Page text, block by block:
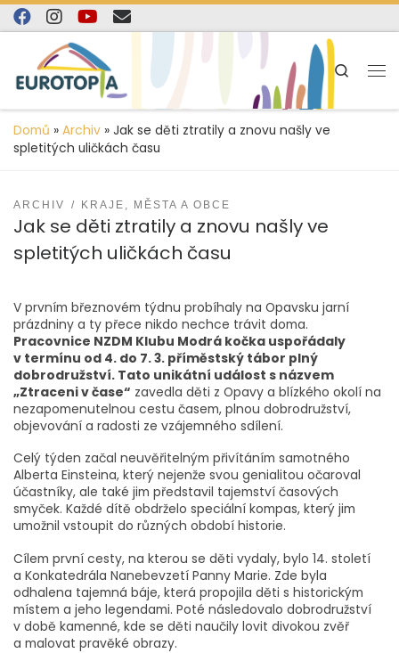
content
Skip to content
Search
Domů » Archiv » Jak se děti ztratily a znovu našly ve
spletitých uličkách času
ARCHIV KRAJE, MĚSTA A OBCE
Jak se děti ztratily a znovu našly ve
spletitých uličkách času
V prvním březnovém týdnu probíhaly na Opavsku jarní
prázdniny a ty přece nikdo nechce trávit doma.
Pracovnice NZDM Klubu Modrá kočka uspořádaly
v termínu od 4. do 7. 3. příměstský tábor plný
dobrodružství. Tato unikátní událost s názvem
„Ztraceni v čase“ zavedla děti z Opavy a blízkého okolí na
nezapomenutelnou cestu časem, plnou dobrodružství,
objevování a radosti ze vzájemného sdílení.
Celý týden začal neuvěřitelným přivítáním samotného
Alberta Einsteina, který nejenže svou genialitou očaroval
účastníky, ale také jim představil tajemství časových
smyček. Každé dítě obdrželo speciální kompas, který jim
umožnil vstoupit do různých období historie.
Cílem první cesty, na kterou se děti vydaly, bylo 14. století
a Konkatedrála Nanebevzetí Panny Marie. Zde byla
odhalena tajemná báje, která propojila děti s historickým
místem a jeho legendami. Poté následovalo dobrodružství
v době kamenné, kde se děti naučily lovit divokou zvěř
a malovat pravěké obrazy.